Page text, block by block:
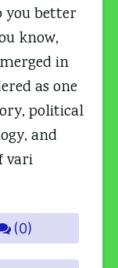
you better
know,
in
as one
political
and
vari
(0)